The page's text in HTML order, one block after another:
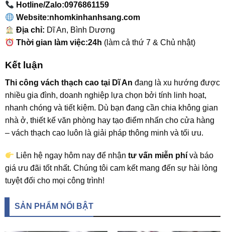
Hotline/Zalo:0976861159
Website:nhomkinhanhsang.com
Địa chỉ: Dĩ An, Bình Dương
Thời gian làm việc:24h (làm cả thứ 7 & Chủ nhật)
Kết luận
Thi công vách thạch cao tại Dĩ An đang là xu hướng được
nhiều gia đình, doanh nghiệp lựa chọn bởi tính linh hoạt,
nhanh chóng và tiết kiệm. Dù bạn đang cần chia không gian
nhà ở, thiết kế văn phòng hay tạo điểm nhấn cho cửa hàng
– vách thạch cao luôn là giải pháp thông minh và tối ưu.
Liên hệ ngay hôm nay để nhận tư vấn miễn phívà báo
giá ưu đãi tốt nhất. Chúng tôi cam kết mang đến sự hài lòng
tuyệt đối cho mọi công trình!
SẢN PHẨM NỔI BẬT